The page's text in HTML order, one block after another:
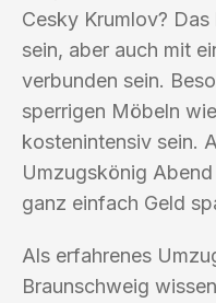
Cesky Krumlov?
sein, aber auch mit
verbunden sein.
sperrigen Möbeln
kostenintensiv sein.
Umzugskönig
ganz einfach Geld
Als erfahrenes
Braunschweig